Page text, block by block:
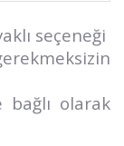
seçeneği
bağlı olarak